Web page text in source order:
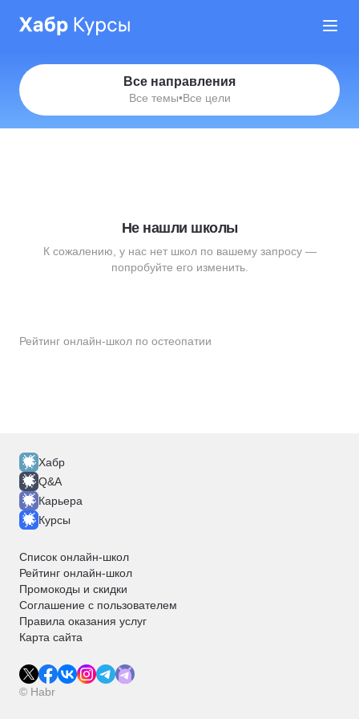
Все направления
Все темы•Все цели
Рейтинг онлайн-школ по остеопатии
Не нашли школы
К сожалению, у нас нет школ по вашему запросу —
попробуйте его изменить.
Хабр
Q&A
Карьера
Курсы
Список онлайн-школ
Рейтинг онлайн-школ
Промокоды и скидки
Соглашение с пользователем
Правила оказания услуг
Карта сайта
© Habr